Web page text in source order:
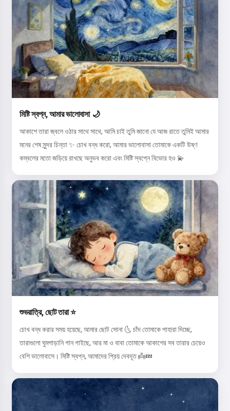
মিষ্টি স্বপ্ন, আমার ভালোবাসা 🌙
আকাশে তারা জ্বলে ওঠার সাথে সাথে, আমি চাই তুমি জানো যে আজ রাতে তুমিই আমার
মনের শেষ সুন্দর চিন্তা ✨ চোখ বন্ধ করো, আমার ভালোবাসা তোমাকে একটি উষ্ণ
কম্বলের মতো জড়িয়ে রাখছে অনুভব করো এবং মিষ্টি স্বপ্নে বিভোর হও 💫
শুভরাত্রি, ছোট তারা ⭐
চোখ বন্ধ করার সময় হয়েছে, আমার ছোট সোনা 🌜 চাঁদ তোমাকে পাহারা দিচ্ছে,
তারাগুলো ঘুমপাড়ানি গান গাইছে, আর মা ও বাবা তোমাকে আকাশের সব তারার চেয়েও
বেশি ভালোবাসে। মিষ্টি স্বপ্ন, আমাদের প্রিয় দেবদূত 👼💤